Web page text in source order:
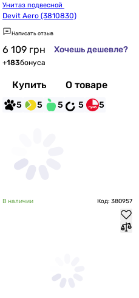
Devit Aero (3810830)
Написать отзыв
6 109 грн Хочешь дешевле?
+183бонуса
Купить О товаре
5 5 5 5 5
В наличии Код: 380957